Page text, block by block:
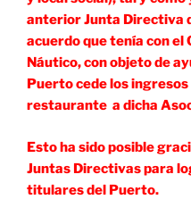
anterior Junta Directiva
acuerdo que tenía con el
Náutico, con objeto de
Puerto cede los
restaurante a dicha
Esto ha sido posible
Juntas Directivas para
titulares del Puerto.